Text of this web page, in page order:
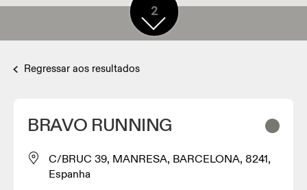
2
Regressar aos resultados
BRAVO RUNNING
C/BRUC 39, MANRESA, BARCELONA, 8241,
Espanha